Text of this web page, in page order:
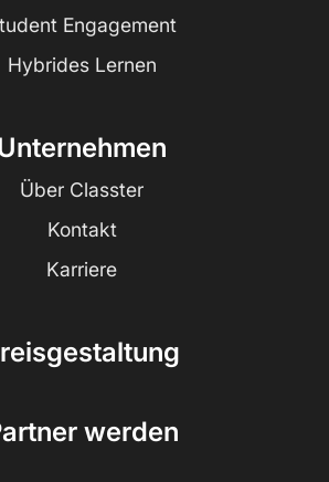
Engagement
Hybrides Lernen
Über Classter
Kontakt
Karriere
werden